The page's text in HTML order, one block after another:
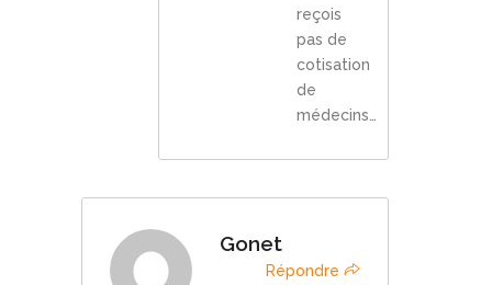
reçois
pas de
cotisation
de
médecins…
Gonet
Répondre